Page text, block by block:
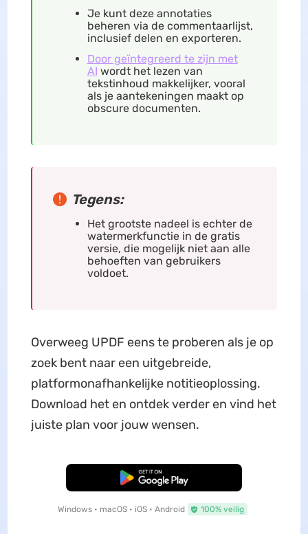
Je kunt deze annotaties
beheren via de commentaarlijst,
inclusief delen en exporteren.
Door geïntegreerd te zijn met
AI wordt het lezen van
tekstinhoud makkelijker, vooral
als je aantekeningen maakt op
obscure documenten.
Tegens:
Het grootste nadeel is echter de
watermerkfunctie in de gratis
versie, die mogelijk niet aan alle
behoeften van gebruikers
voldoet.
Overweeg UPDF eens te proberen als je op
zoek bent naar een uitgebreide,
platformonafhankelijke notitieoplossing.
Download het en ontdek verder en vind het
juiste plan voor jouw wensen.
Gratis Download
Windows • macOS • iOS • Android 100% veilig